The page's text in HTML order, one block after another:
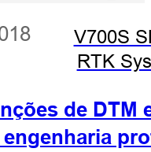
V700S
RTK
de DTM